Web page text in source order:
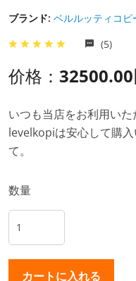
ブランド: ベルルッティコピ
(5)
价格：
いつも当店をお利用いた
levelkopiは安心して購
て。
数量